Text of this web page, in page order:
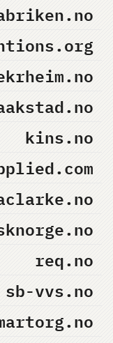
kins.no
req.no
sb-vvs.no